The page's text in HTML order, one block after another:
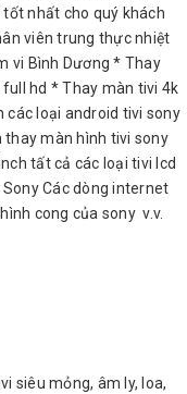
nhất cho quý khách
viên trung thực nhiệt
vi Bình Dương * Thay
full hd * Thay màn tivi 4k
các loại android tivi sony
thay màn hình tivi sony
tất cả các loại tivi lcd
Các dòng internet
cong của sony v.v.
siêu mỏng, âm ly, loa,